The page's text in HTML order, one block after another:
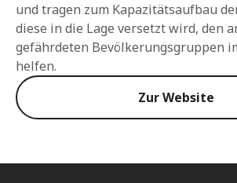
und tragen zum Kapazitätsaufbau
diese in die Lage versetzt wird, den
gefährdeten Bevölkerungsgruppen
helfen.
Zur Website